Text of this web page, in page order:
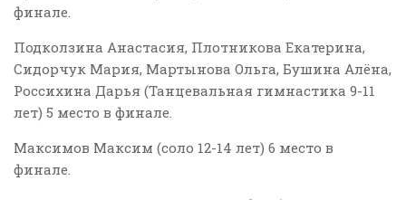
финале.
Подколзина Анастасия, Плотникова Екатерина,
Сидорчук Мария, Мартынова Ольга, Бушина Алёна,
Россихина Дарья (Танцевальная гимнастика 9-11
лет) 5 место в финале.
Максимов Максим (соло 12-14 лет) 6 место в
финале.